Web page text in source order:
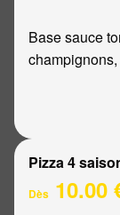
Base sauce
Pizza 4
Dès 10.00